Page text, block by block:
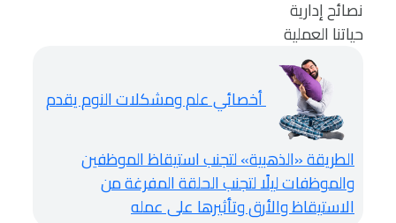
نصائح إدارية
حياتنا العملية
أخصائي علم ومشكلات النوم يقدم
الطريقة «الذهبية» لتجنب استيقاظ الموظفين
والموظفات ليلًالتجنب الحلقة المفرغة من
الاستيقاظ والأرق وتأثيرها على عمله